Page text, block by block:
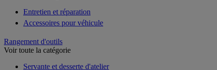
Entretien et réparation
Accessoires pour véhicule
Rangement d'outils
Voir toute la catégorie
Servante et desserte d'atelier